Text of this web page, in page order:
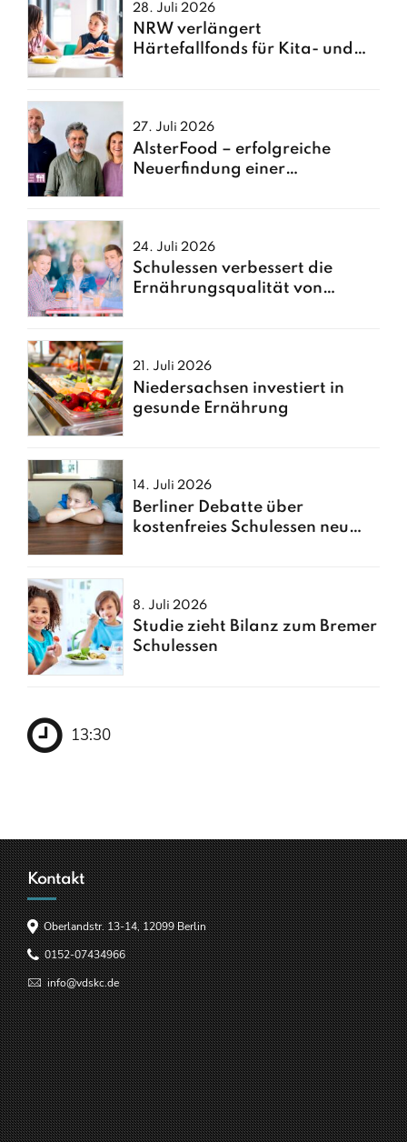
28. Juli 2026
NRW verlängert
Härtefallfonds für Kita- und
27. Juli 2026
AlsterFood – erfolgreiche
Neuerfindung einer
24. Juli 2026
Schulessen verbessert die
Ernährungsqualität von
21. Juli 2026
Niedersachsen investiert in
gesunde Ernährung
14. Juli 2026
Berliner Debatte über
kostenfreies Schulessen neu
8. Juli 2026
Studie zieht Bilanz zum Bremer
Schulessen
13:30
Kontakt
Oberlandstr. 13-14, 12099 Berlin
0152-07434966
info@vdskc.de